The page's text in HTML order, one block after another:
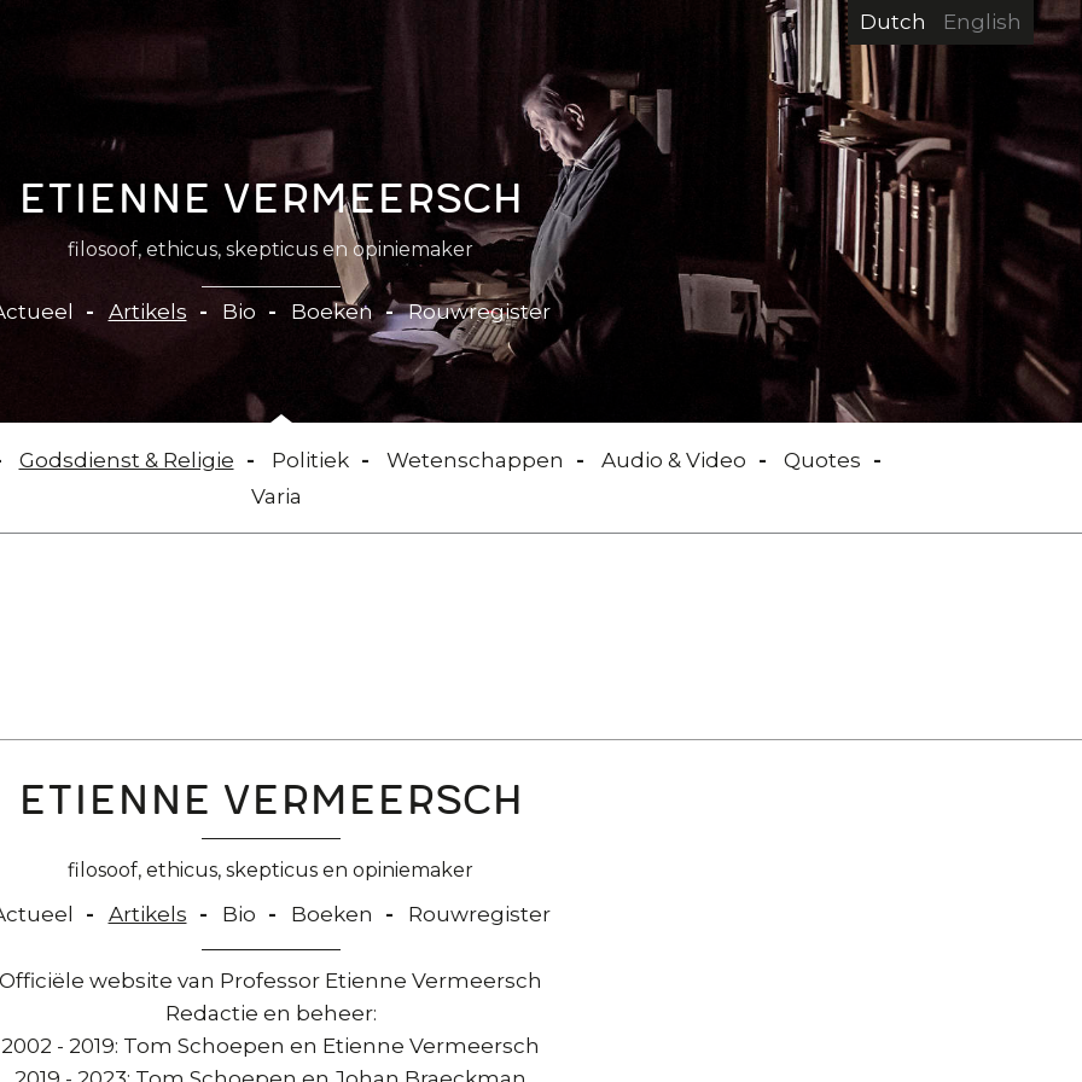
Dutch English
Etienne Vermeersch
filosoof, ethicus, skepticus en opiniemaker
Artikels Bio Boeken Rouwregister
Godsdienst & Religie Politiek Wetenschappen Audio & Video
Quotes
Varia
Etienne Vermeersch
filosoof, ethicus, skepticus en opiniemaker
Artikels Bio Boeken Rouwregister
Officiële website van Professor Etienne Vermeersch
Redactie en beheer:
2002 - 2019: Tom Schoepen en Etienne Vermeersch